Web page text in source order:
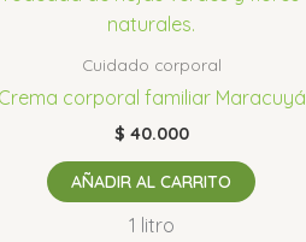
Cuidado corporal
Crema corporal familiar Maracuyá
$ 40.000
AÑADIR AL CARRITO
1 litro